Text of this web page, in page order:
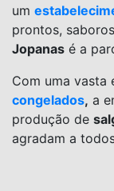
um
prontos,
Jopanas é a
Com uma vasta
congelados, a
produção de
agradam a